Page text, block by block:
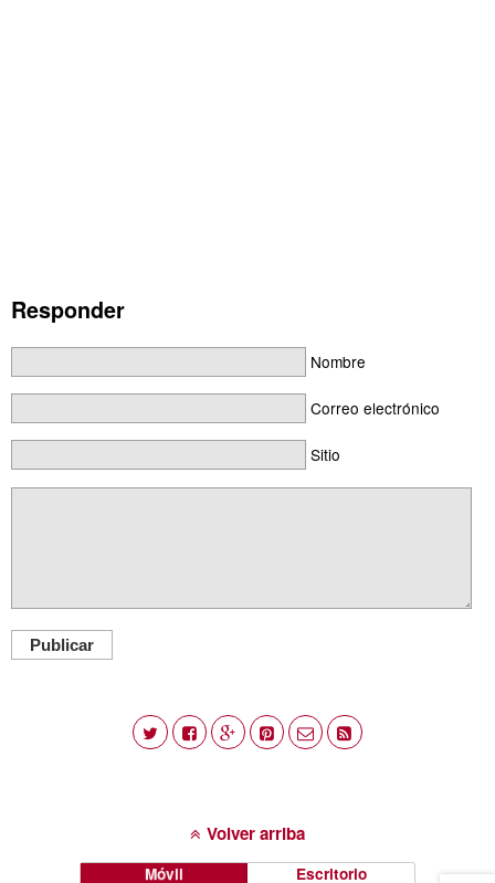
Responder
Nombre
Correo electrónico
Sitio
Publicar
Volver arriba
Móvil Escritorio